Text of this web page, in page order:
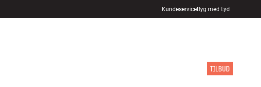
KundeserviceByg med Lyd
TILBUD